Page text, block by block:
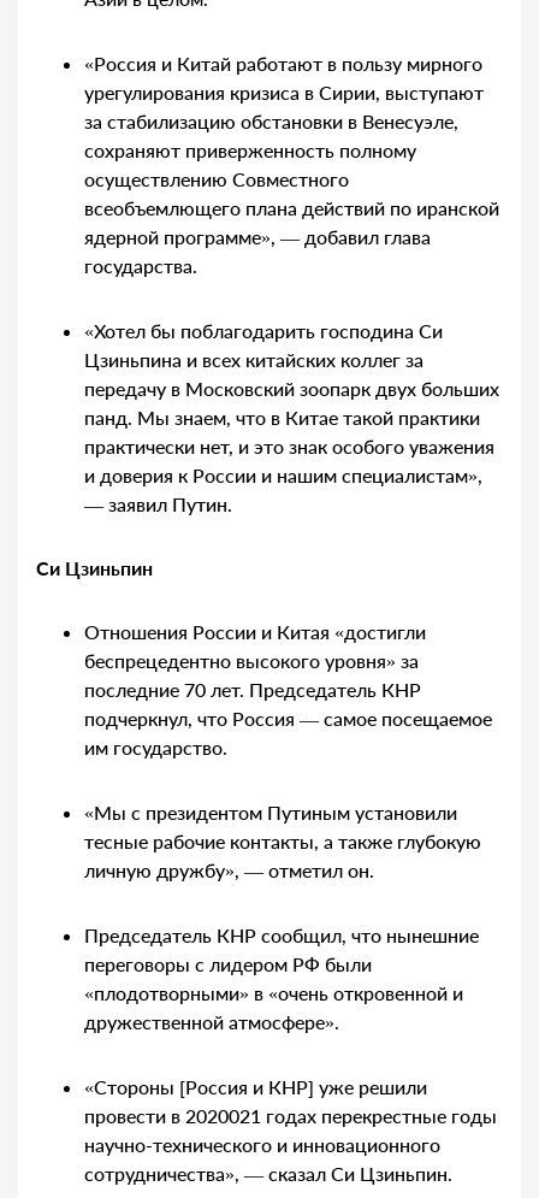
«Россия и Китай работают в пользу мирного
урегулирования кризиса в Сирии, выступают
за стабилизацию обстановки в Венесуэле,
сохраняют приверженность полному
осуществлению Совместного
всеобъемлющего плана действий по иранской
ядерной программе», — добавил глава
государства.
«Хотел бы поблагодарить господина Си
Цзиньпина и всех китайских коллег за
передачу в Московский зоопарк двух больших
панд. Мы знаем, что в Китае такой практики
практически нет, и это знак особого уважения
и доверия к России и нашим специалистам»,
— заявил Путин.
Си Цзиньпин
Отношения России и Китая «достигли
беспрецедентно высокого уровня» за
последние 70 лет. Председатель КНР
подчеркнул, что Россия — самое посещаемое
им государство.
«Мы с президентом Путиным установили
тесные рабочие контакты, а также глубокую
личную дружбу», — отметил он.
Председатель КНР сообщил, что нынешние
переговоры с лидером РФ были
«плодотворными» в «очень откровенной и
дружественной атмосфере».
«Стороны [Россия и КНР] уже решили
провести в 2020021 годах перекрестные годы
научно-технического и инновационного
сотрудничества», — сказал Си Цзиньпин.